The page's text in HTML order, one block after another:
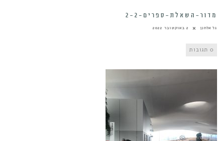
מדור-השאלת-ספרים-2-2
גל אלחנן 2 באוקטובר 2022
0 תגובות